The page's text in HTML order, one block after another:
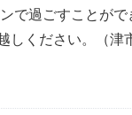
で過ごすことが
ください。（津